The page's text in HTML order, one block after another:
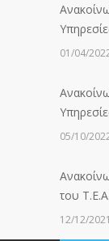
01/04/
05/10/
του
12/12/2021